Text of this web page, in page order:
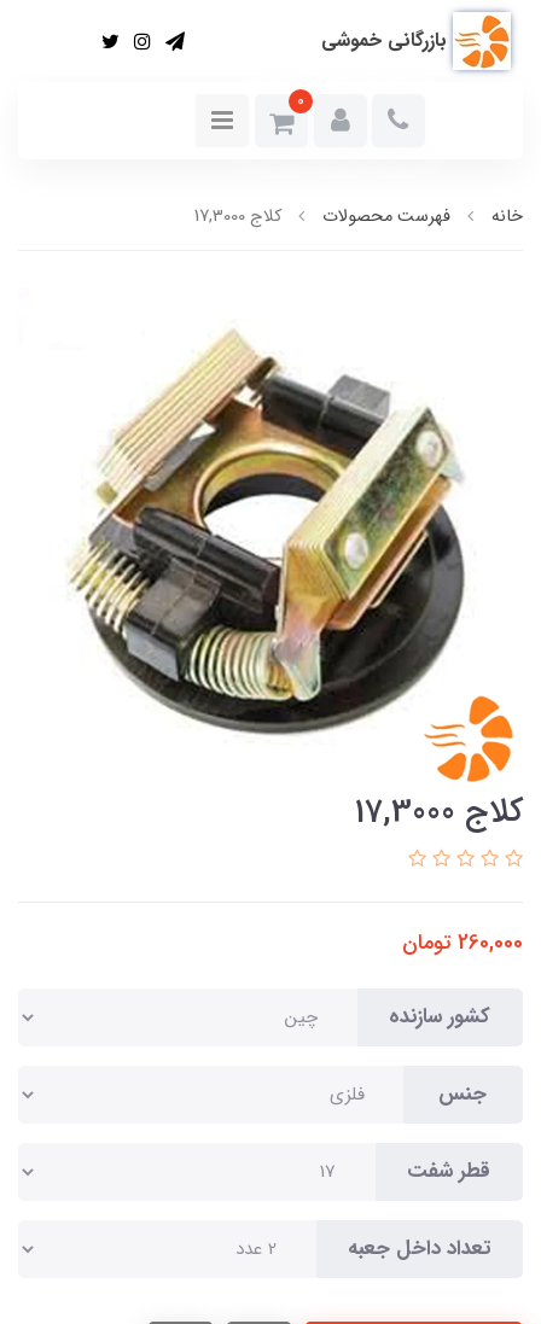
بازرگانی خموشی
0
خانه فهرست محصولات کلاج 17,3000
کلاج 17,3000
260,000 تومان
کشور سازنده
جنس
قطر شفت
تعداد داخل جعبه